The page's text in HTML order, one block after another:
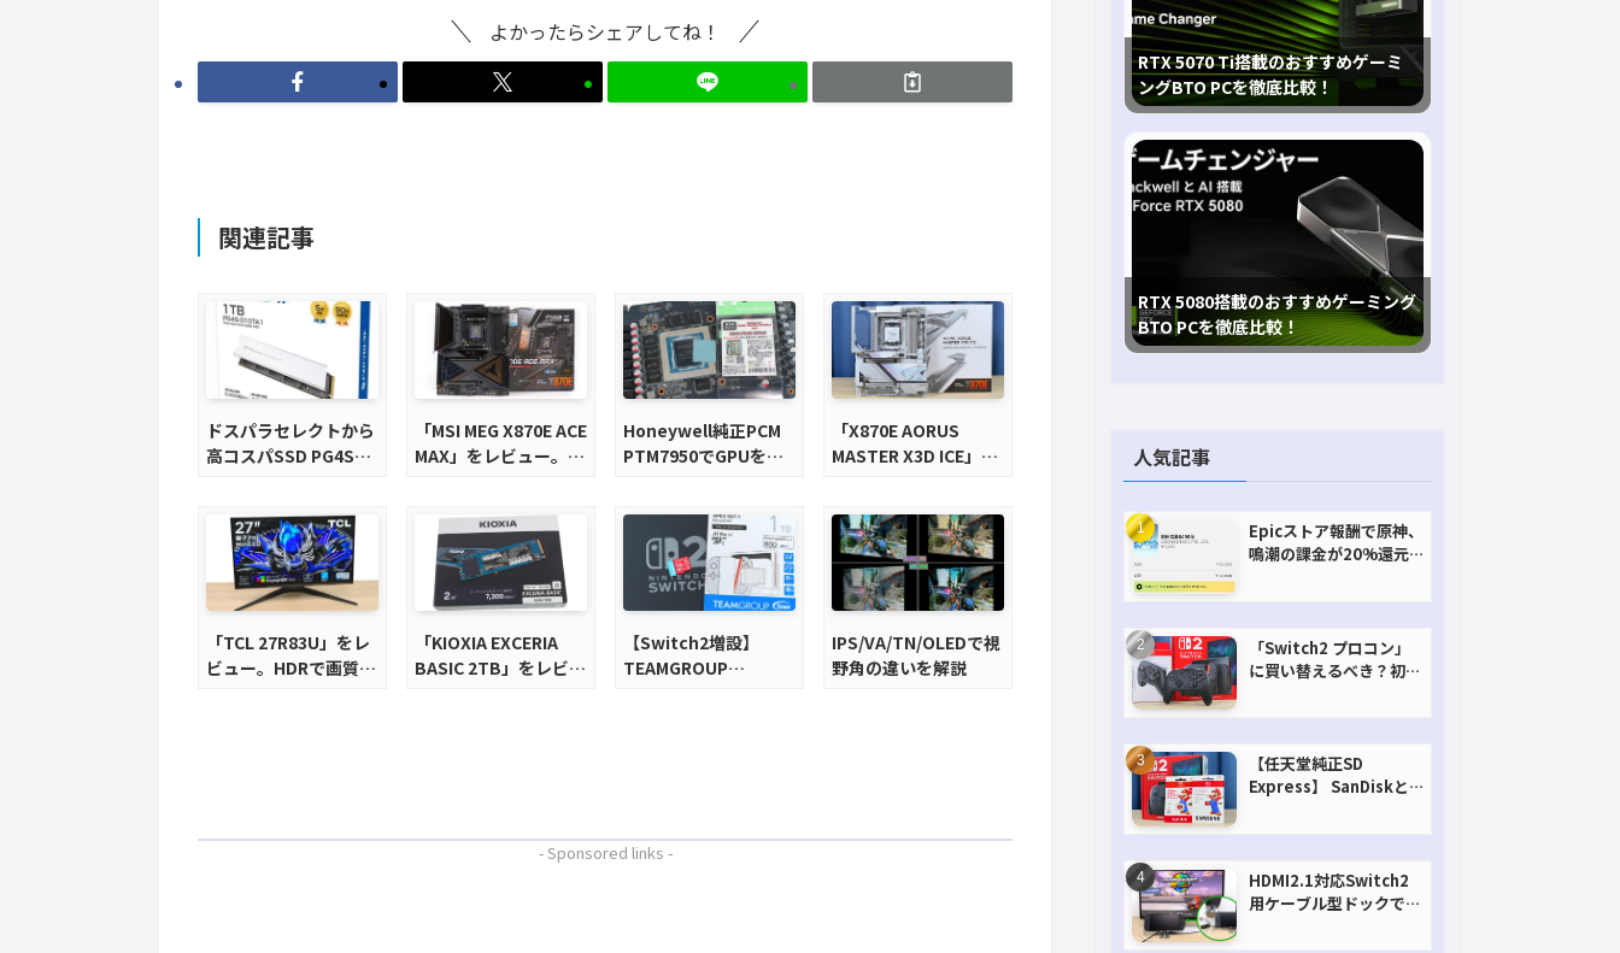
よかったらシェアしてね！
関連記事
ドスパラセレクトから
高コスパSSD PG4Sシ
「MSI MEG X870E ACE
MAX」をレビュー。
ードを徹底検証
Honeywell純正PCM
PTM7950でGPUを冷
「X870E AORUS
MASTER X3D ICE」を
版X870Eマザーボード
を徹底検証
「TCL 27R83U」をレ
ビュー。HDRで画質調
「KIOXIA EXCERIA
BASIC 2TB」をレビュ
【Switch2増設】
TEAMGROUP
IPS/VA/TN/OLEDで視
野角の違いを解説
- Sponsored links -
RTX 5070 Ti搭載のおすすめゲーミ
ングBTO PCを徹底比較！
RTX 5080搭載のおすすめゲーミング
BTO PCを徹底比較！
人気記事
Epicストア報酬で原神、
鳴潮の課金が20%還元
「Switch2 プロコン」
に買い替えるべき？初代
【任天堂純正SD
Express】 SanDiskと
HDMI2.1対応Switch2
用ケーブル型ドックで省